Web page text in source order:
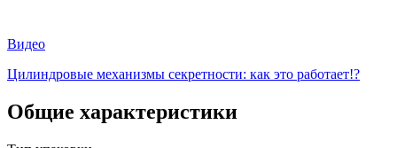
Видео
Цилиндровые механизмы секретности: как это работает!?
Общие характеристики